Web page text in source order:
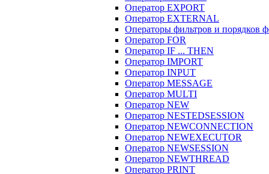
Оператор EXPORT
Оператор EXTERNAL
Операторы фильтров и порядков
Оператор FOR
Оператор IF ... THEN
Оператор IMPORT
Оператор INPUT
Оператор MESSAGE
Оператор MULTI
Оператор NEW
Оператор NESTEDSESSION
Оператор NEWCONNECTION
Оператор NEWEXECUTOR
Оператор NEWSESSION
Оператор NEWTHREAD
Оператор PRINT